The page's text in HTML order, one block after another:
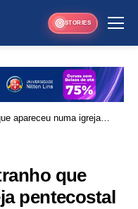
STORIES
apareceu numa igreja
que
pentecostal